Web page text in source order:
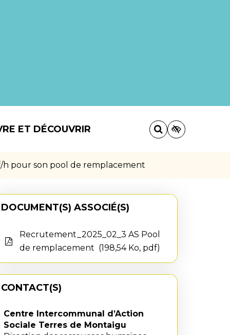
ET DÉCOUVRIR
h pour son pool de remplacement
DOCUMENT(S) ASSOCIÉ(S)
Recrutement_2025_02_3 AS Pool
de remplacement
198,54 Ko, pdf
CONTACT(S)
Centre Intercommunal d’Action
Sociale Terres de Montaigu